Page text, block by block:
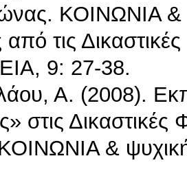
ΚΟΙΝΩΝΙΑ &
από τις
9: 27-38.
Α. (2008).
στις
&